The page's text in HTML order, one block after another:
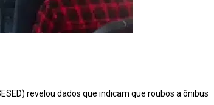
revelou dados que indicam que roubos a ônibus